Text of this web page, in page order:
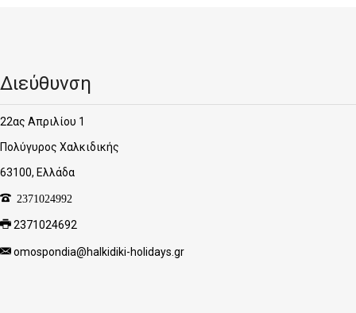
Διεύθυνση
22ας Απριλίου 1
Πολύγυρος Χαλκιδικής
63100, Ελλάδα
2371024992
2371024692
omospondia@halkidiki-holidays.gr